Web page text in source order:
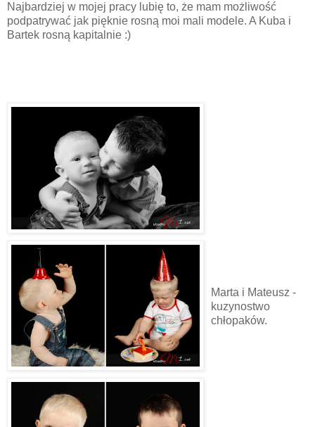
Najbardziej w mojej pracy lubię to, że mam możliwość
podpatrywać jak pięknie rosną moi mali modele. A Kuba i
Bartek rosną kapitalnie :)
Marta i Mateusz -
kuzynostwo
chłopaków.